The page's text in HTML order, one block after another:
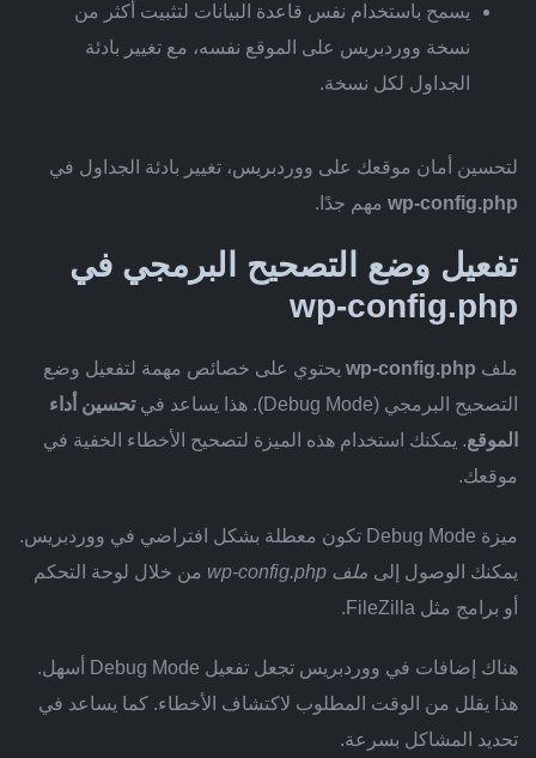
يسمح باستخدام نفس قاعدة البيانات لتثبيت أكثر من
نسخة ووردبريس على الموقع نفسه، مع تغيير بادئة
الجداول لكل نسخة.
لتحسين أمان موقعك على ووردبريس، تغيير بادئة الجداول في
wp-config.php مهم جدًا.
تفعيل وضع التصحيح البرمجي في
wp-config.php
ملف wp-config.php يحتوي على خصائص مهمة لتفعيل وضع
التصحيح البرمجي (Debug Mode). هذا يساعد في
تحسين أداء
الموقع. يمكنك استخدام هذه الميزة لتصحيح الأخطاء الخفية في
موقعك.
ميزة Debug Mode تكون معطلة بشكل افتراضي في ووردبريس.
يمكنك الوصول إلى ملف wp-config.php
من خلال لوحة التحكم
أو برامج مثل FileZilla.
هناك إضافات في ووردبريس تجعل تفعيل Debug Mode أسهل.
هذا يقلل من الوقت المطلوب لاكتشاف الأخطاء. كما يساعد في
تحديد المشاكل بسرعة.